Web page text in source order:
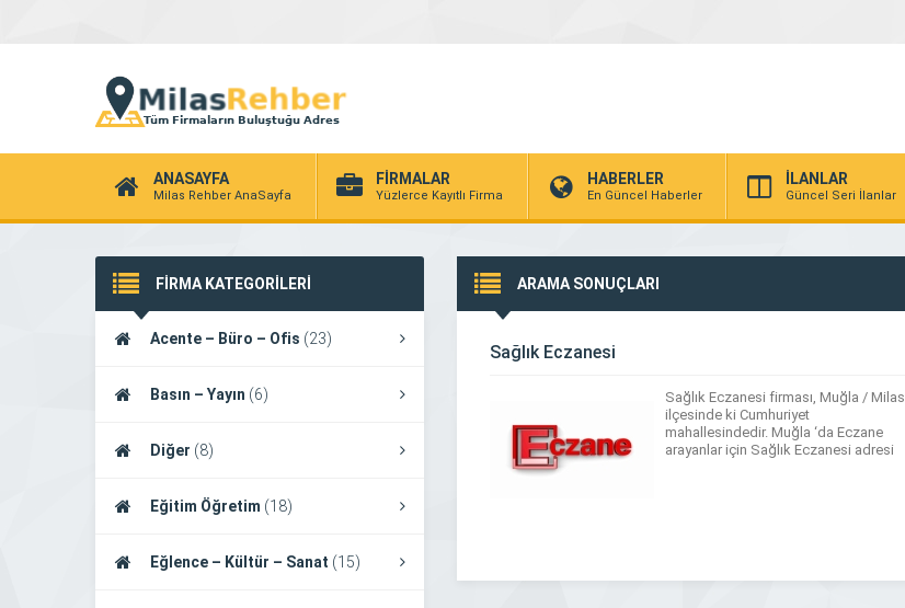
ANASAYFA
Milas Rehber AnaSayfa
FİRMALAR
Yüzlerce Kayıtlı Firma
HABERLER
En Güncel Haberler
İLANLAR
Güncel Seri İlanlar
FİRMA KATEGORİLERİ
Acente – Büro – Ofis (23)
Basın – Yayın (6)
Diğer (8)
Eğitim Öğretim (18)
Eğlence – Kültür – Sanat (15)
ARAMA SONUÇLARI
Sağlık Eczanesi
Sağlık Eczanesi firması, Muğla / Milas
ilçesinde ki Cumhuriyet
mahallesindedir. Muğla ‘da Eczane
arayanlar için Sağlık Eczanesi adresi